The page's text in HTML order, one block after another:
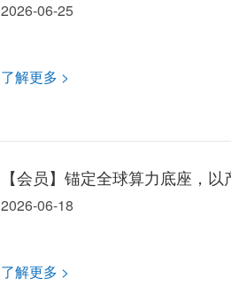
巴分巴秒新书推荐
2026-06-25
了解更多 >
【会员】锚定全球算力底座，
常务副会长单位厚扬投资，十余
2026-06-18
了解更多 >